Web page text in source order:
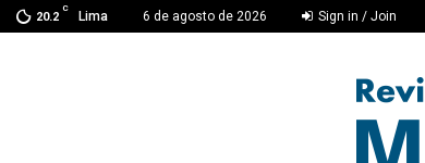
20.2
C
Lima 6 de agosto de 2026 Sign in / Join